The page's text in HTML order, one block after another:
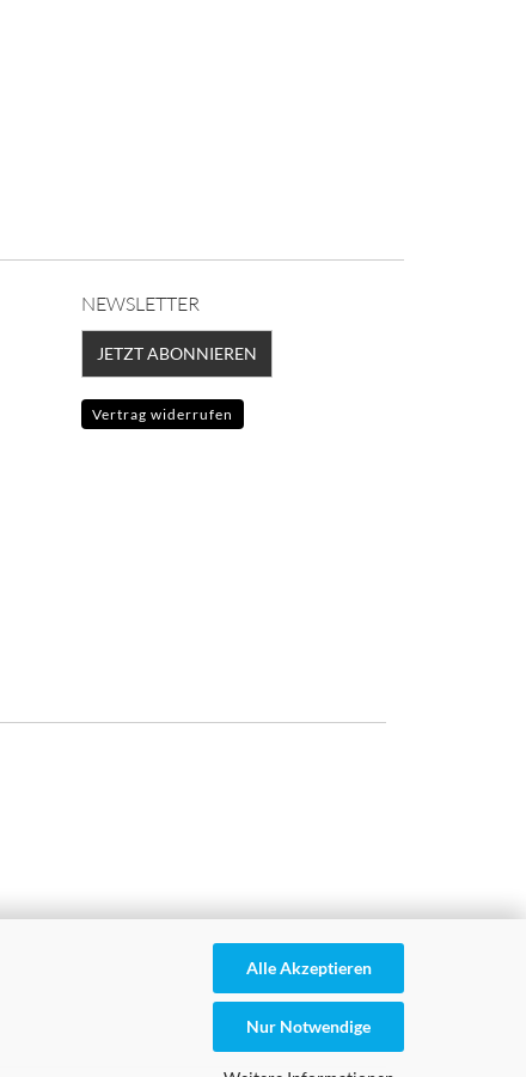
Alle Akzeptieren
Nur Notwendige
NEWSLETTER
JETZT ABONNIEREN
Vertrag widerrufen